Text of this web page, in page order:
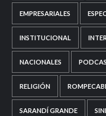
EMPRESARIALES
INSTITUCIONAL
NACIONALES
RELIGIÓN
SARANDÍ GRANDE